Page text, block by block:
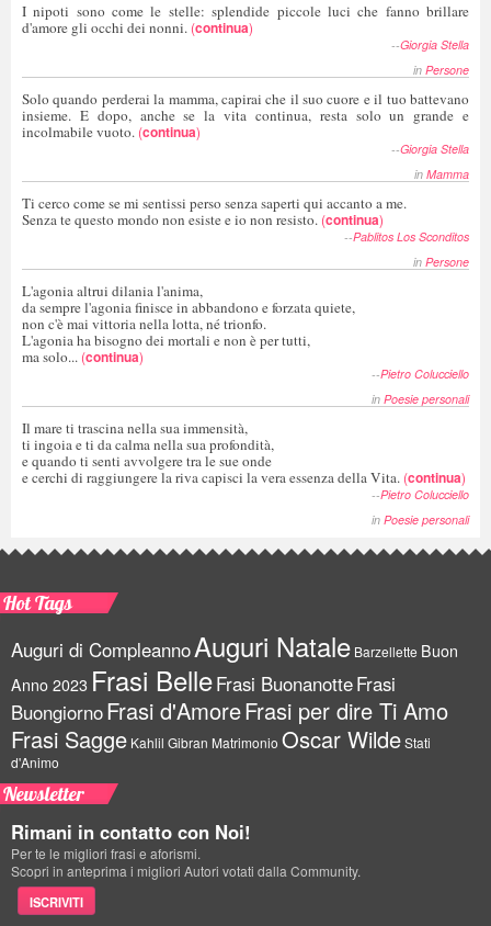
I nipoti sono come le stelle: splendide piccole luci che fanno brillare
d'amore gli occhi dei nonni. (continua)
--Giorgia Stella
in Persone
Solo quando perderai la mamma, capirai che il suo cuore e il tuo battevano
insieme. E dopo, anche se la vita continua, resta solo un grande e
incolmabile vuoto. (continua)
--Giorgia Stella
in Mamma
Ti cerco come se mi sentissi perso senza saperti qui accanto a me.
Senza te questo mondo non esiste e io non resisto. (continua)
--Pablitos Los Sconditos
in Persone
L'agonia altrui dilania l'anima,
da sempre l'agonia finisce in abbandono e forzata quiete,
non c'è mai vittoria nella lotta, né trionfo.
L'agonia ha bisogno dei mortali e non è per tutti,
ma solo... (continua)
--Pietro Colucciello
in Poesie personali
Il mare ti trascina nella sua immensità,
ti ingoia e ti da calma nella sua profondità,
e quando ti senti avvolgere tra le sue onde
e cerchi di raggiungere la riva capisci la vera essenza della Vita. (continua)
--Pietro Colucciello
in Poesie personali
Hot Tags
Auguri di CompleannoAuguri Natale Barzellette Buon
Anno 2023 Frasi BelleFrasi BuonanotteFrasi
BuongiornoFrasi d'AmoreFrasi per dire Ti Amo
Frasi Sagge Kahlil Gibran Matrimonio Oscar WildeStati
d'Animo
Newsletter
Rimani in contatto con Noi!
Per te le migliori frasi e aforismi.
Scopri in anteprima i migliori Autori votati dalla Community.
ISCRIVITI